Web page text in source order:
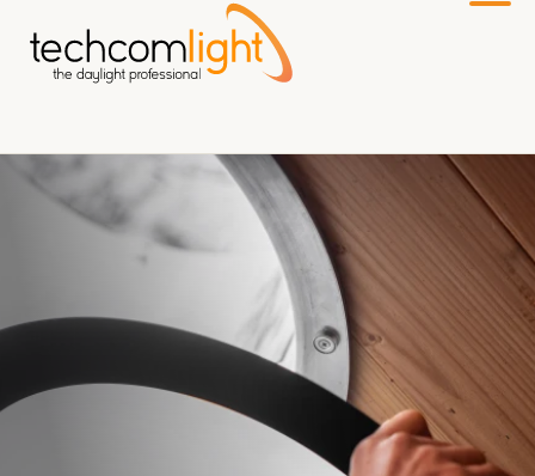
Zum
Hauptinhalt